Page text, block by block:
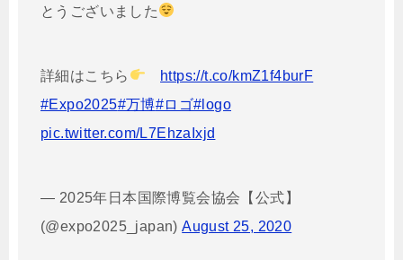
とうございました
詳細はこちら
https://t.co/kmZ1f4burF
#Expo2025#万博#ロゴ#logo
pic.twitter.com/L7EhzaIxjd
— 2025年日本国際博覧会協会【公式】
(@expo2025_japan)August 25, 2020